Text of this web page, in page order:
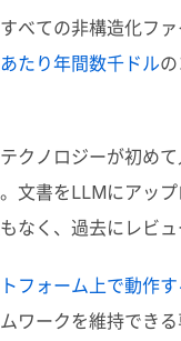
べての非構造化フ
たり年間数千ドルの
クノロジーが初め
文書をLLMにアッ
く、過去にレビ
フォーム上で動作
ワークを維持でき